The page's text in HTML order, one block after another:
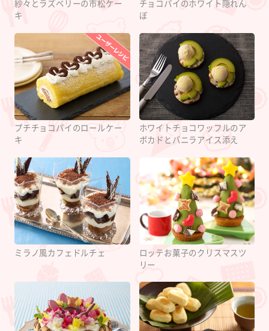
紗々とラズベリーの市松ケー
キ
チョコパイのホワイト隠れん
ぼ
プチチョコパイのロールケー
キ
ホワイトチョコワッフルのア
ボカドとバニラアイス添え
ミラノ風カフェドルチェ
ロッテお菓子のクリスマスツ
リー